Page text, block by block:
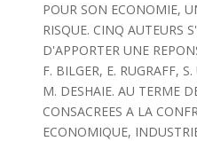
POUR SON ECONOMIE,
RISQUE. CINQ AUTEURS
D'APPORTER UNE
F. BILGER, E. RUGRAFF,
M. DESHAIE. AU TERME
CONSACREES A LA
ECONOMIQUE,